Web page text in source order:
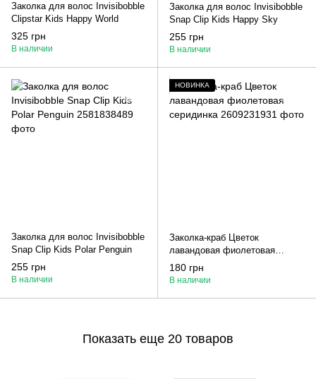
Заколка для волос Invisibobble
Clipstar Kids Happy World
325 грн
В наличии
Заколка для волос Invisibobble
Snap Clip Kids Happy Sky
255 грн
В наличии
Заколка для волос Invisibobble
Snap Clip Kids Polar Penguin
255 грн
В наличии
НОВИНКА
Заколка-краб Цветок
лавандовая фиолетовая
серидинка
180 грн
В наличии
Показать еще 20 товаров